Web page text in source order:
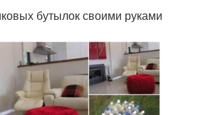
бутылок своими руками